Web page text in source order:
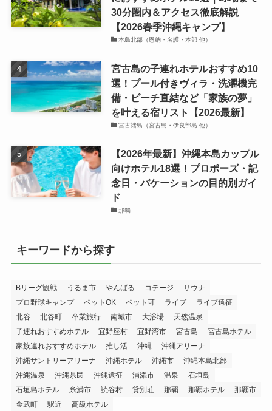
30分圏内＆アクセス徹底解説
【2026春季沖縄キャンプ】
本島北部（恩納・名護・本部 他）
宮古島の子連れホテルおすすめ10
選！プール付きヴィラ・洗濯機完
備・ビーチ直結など「家族の夢」
を叶える宿リスト【2026最新】
宮古諸島（宮古島・伊良部島 他）
【2026年最新】沖縄本島カップル
向けホテル18選！プロポーズ・記
念日・バケーションの目的別ガイ
ド
那覇
キーワードから探す
Bリーグ観戦 うるま市 やんばる コテージ
サウナ
プロ野球キャンプ
ペットOK ペット可 ライブ
ライブ遠征
北谷
北谷町 卒業旅行 南城市 大浴場
天然温泉
子連れおすすめホテル
宜野座村 宜野湾市 宮古島
宮古島ホテル
家族連れおすすめホテル
推し活 沖縄
沖縄アリーナ
沖縄サントリーアリーナ
沖縄ホテル 沖縄市
沖縄本島北部
沖縄温泉
沖縄県民 沖縄遠征 浦添市 温泉
石垣島
石垣島ホテル
糸満市 読谷村 貸別荘 那覇 那覇ホテル
那覇市
金武町
駅近 高級ホテル